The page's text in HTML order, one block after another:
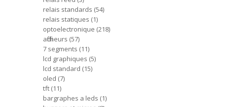
relais standards 54
relais statiques 1
optoelectronique 218
afficheurs 57
7 segments 11
lcd graphiques 5
lcd standard 15
oled 7
tft 11
bargraphes a leds 1